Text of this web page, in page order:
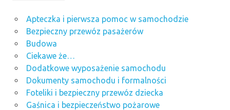
Apteczka i pierwsza pomoc w samochodzie
Bezpieczny przewóz pasażerów
Budowa
Ciekawe że…
Dodatkowe wyposażenie samochodu
Dokumenty samochodu i formalności
Foteliki i bezpieczny przewóz dziecka
Gaśnica i bezpieczeństwo pożarowe